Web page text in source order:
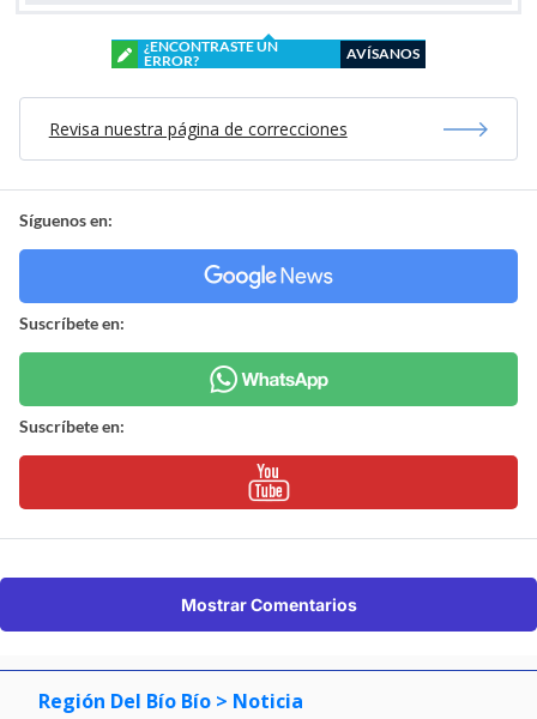
¿ENCONTRASTE UN
ERROR?
AVÍSANOS
Revisa nuestra página de correcciones
Síguenos en:
Suscríbete en:
Suscríbete en:
Mostrar Comentarios
Región Del Bío Bío > Noticia